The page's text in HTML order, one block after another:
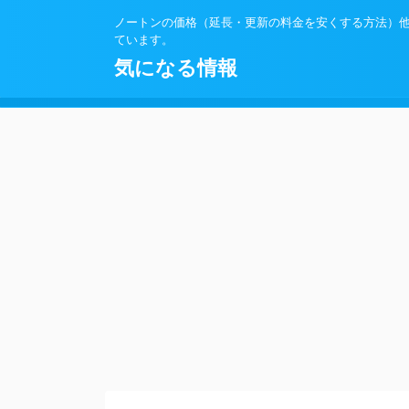
ノートンの価格（延長・更新の料金を安くする方法）
ています。
気になる情報